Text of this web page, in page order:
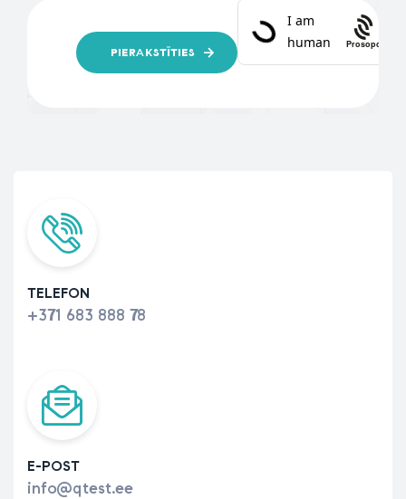
PIERAKSTĪTIES
Prosopo
TELEFON
+371 683 888 78
E-POST
info@qtest.ee